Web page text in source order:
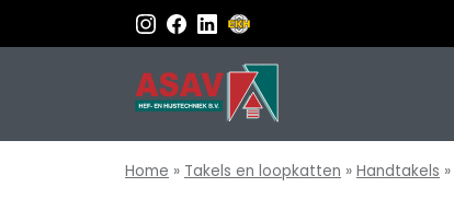
Home » Takels en loopkatten » Handtakels »